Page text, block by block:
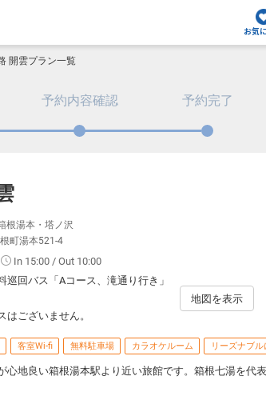
お気
開雲プラン一覧
予約内容確認 予約完了
根湯本・塔ノ沢
町湯本521-4
In 15:00 / Out 10:00
巡回バス「Aコース、滝通り行き」
ございません。
地図を表示
客室Wi-fi 無料駐車場 カラオケルーム リーズナブル
心地良い箱根湯本駅より近い旅館です。箱根七湯を代